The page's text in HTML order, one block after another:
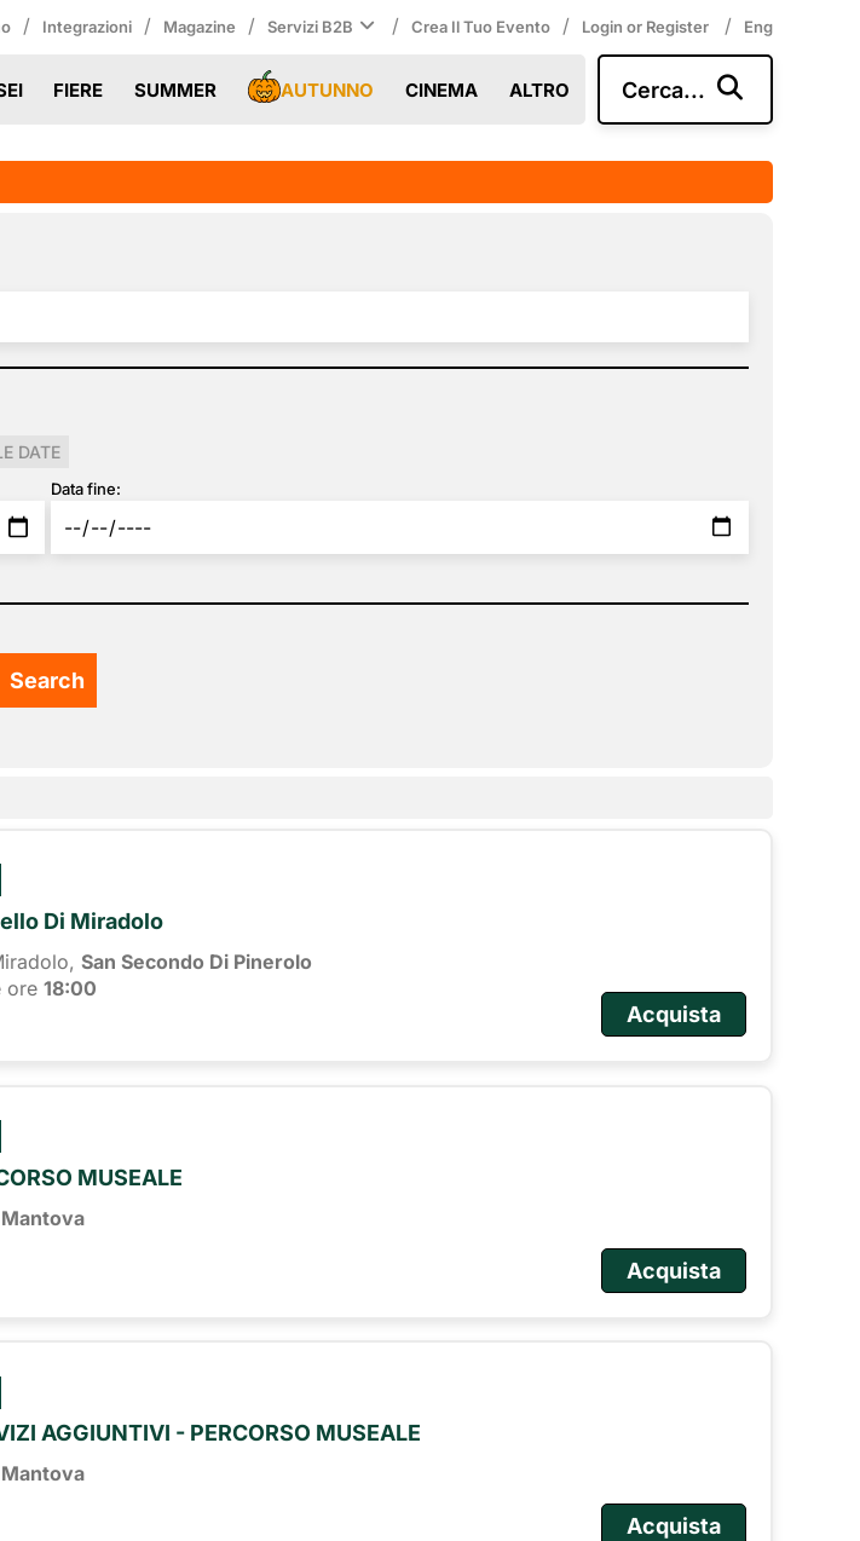
/ Integrazioni / Magazine / Servizi B2B / Crea Il Tuo Evento / Login or Register / Eng
FIERE SUMMER AUTUNNO CINEMA ALTRO Cerca...
DATE
Data fine:
Di Miradolo
San Secondo Di Pinerolo
ore 18:00
Acquista
MUSEALE
Mantova
Acquista
AGGIUNTIVI - PERCORSO MUSEALE
Mantova
Acquista